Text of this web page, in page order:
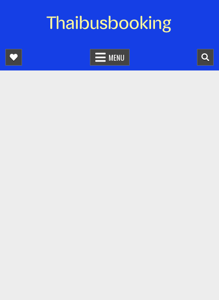
จองตั๋วรถออนไลน์ 24 ชั่วโมง
MENU